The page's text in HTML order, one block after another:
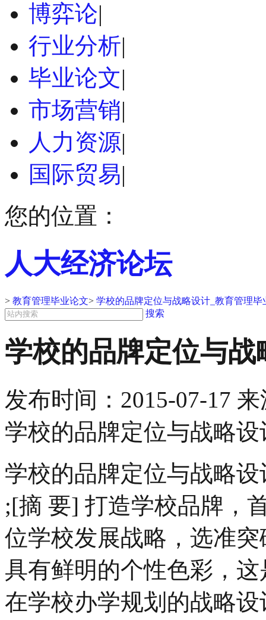
博弈论|
行业分析|
毕业论文|
市场营销|
人力资源|
国际贸易|
您的位置：
人大经济论坛
> 教育管理毕业论文> 学校的品牌定位与战略设计_教育管理毕
搜索
学校的品牌定位与
发布时间： 2015-07-17 来
学校的品牌定位与战略
学校的品牌定位与战略设
;[摘 要] 打造学校品牌，
位学校发展战略，选准
具有鲜明的个性色彩，
在学校办学规划的战略